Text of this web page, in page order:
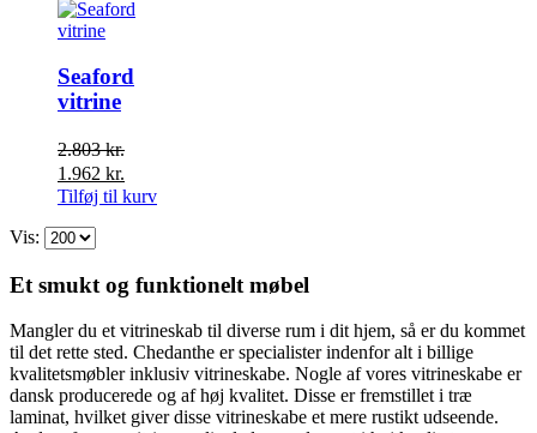
2.803 kr..1.962 kr..
Seaford
vitrine
2.803kr.
Den
oprindelige
var:
1.962 kr.
aktuelle
Tilføj til kurv
Vis:
Et smukt og funktionelt møbel
Mangler du et vitrineskab til diverse rum i dit hjem, så er du kommet
til det rette sted. Chedanthe er specialister indenfor alt i billige
kvalitetsmøbler inklusiv vitrineskabe. Nogle af vores vitrineskabe er
dansk producerede og af høj kvalitet. Disse er fremstillet i træ
laminat, hvilket giver disse vitrineskabe et mere rustikt udseende.